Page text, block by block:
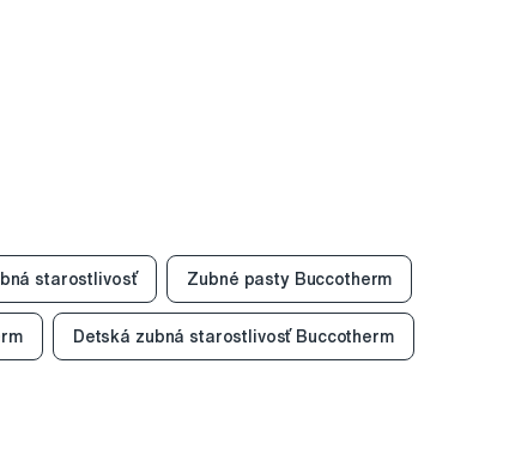
starostlivosť Zubné pasty Buccotherm
Detská zubná starostlivosť Buccotherm